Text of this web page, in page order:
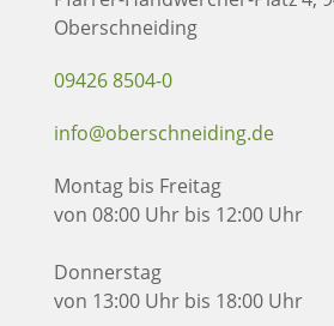
Oberschneiding
09426 8504-0
info@oberschneiding.de
Montag bis Freitag
von 08:00 Uhr bis 12:00 Uhr
Donnerstag
von 13:00 Uhr bis 18:00 Uhr